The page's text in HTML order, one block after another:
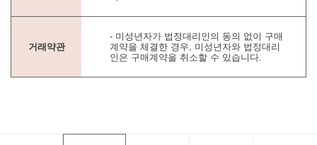
거래약관
- 미성년자가 법정대리인의 동의 없이 구매
계약을 체결한 경우, 미성년자와 법정대리
인은 구매계약을 취소할 수 있습니다.